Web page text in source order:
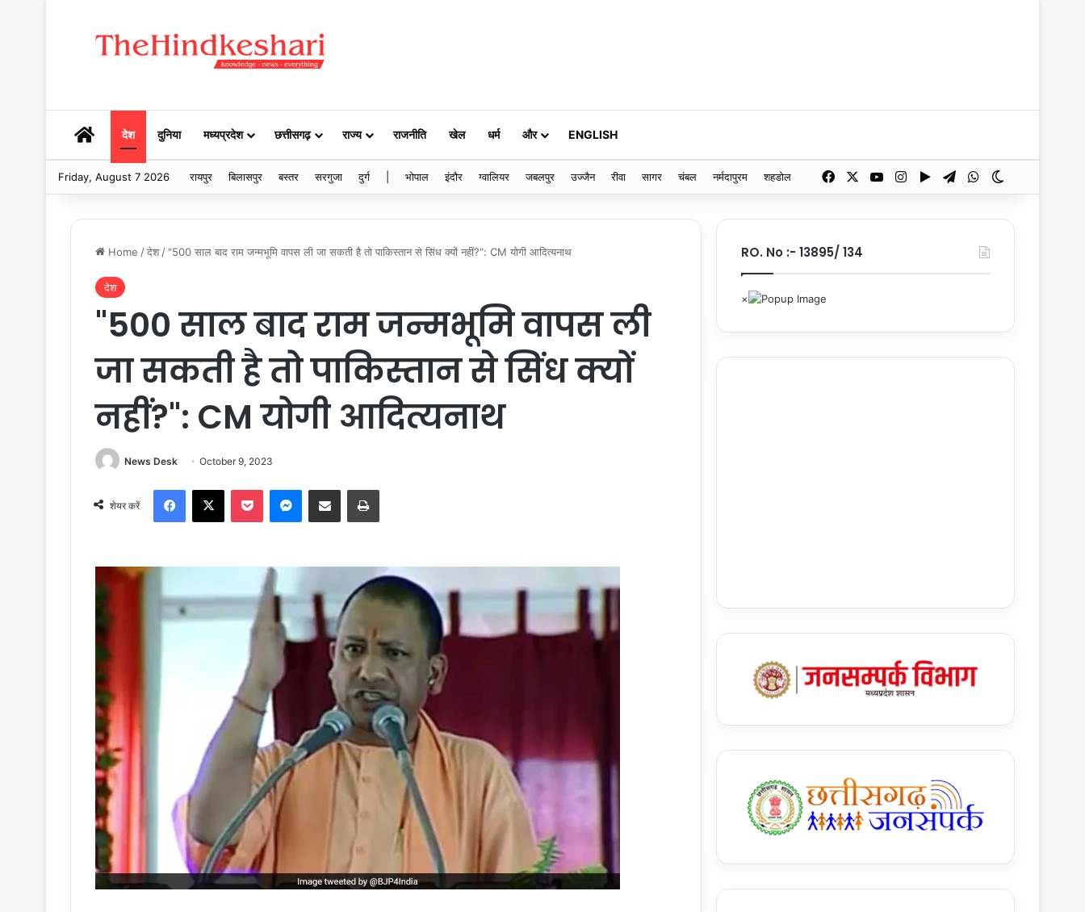
HOMEदेश दुनिया मध्यप्रदेश छत्तीसगढ़ राज्य राजनीति खेल धर्म और ENGLISH
Friday, August 7 2026 रायपुर बिलासपुर बस्तर सरगुजा दुर्ग भोपाल इंदौर ग्वालियर जबलपुर उज्जैन रीवा सागर चंबल नर्मदापुरम शहडोल Facebook YouTubeInstagram
Google Play
TelegramWhatsApp
Home /देश / "500 साल बाद राम जन्मभूमि वापस ली जा सकती है तो पाकिस्तान से सिंध क्यों नहीं?": CM योगी आदित्यनाथ
देश
"500 साल बाद राम जन्मभूमि वापस ली
जा सकती है तो पाकिस्तान से सिंध क्यों
नहीं?": CM योगी आदित्यनाथ
News Desk October 9, 2023
शेयर करें
RO. No :- 13895/ 134